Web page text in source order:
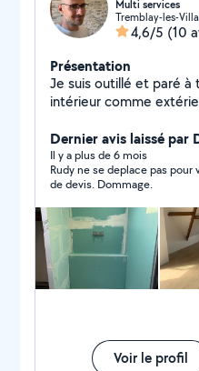
Multi services
4,6/5 (10
Présentation
Je suis outillé et paré
intérieur comme
Dernier avis laissé par
Il y a plus de 6 mois
Rudy ne se deplace pas pour voir le chantier et donc ne fais pas
de devis. Dommage.
Voir le profil